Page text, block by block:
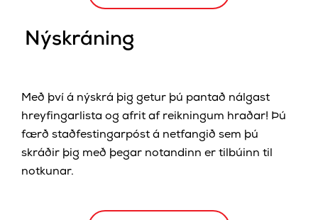
Nýskráning
Með því á nýskrá þig getur þú pantað nálgast
hreyfingarlista og afrit af reikningum hraðar! Þú
færð staðfestingarpóst á netfangið sem þú
skráðir þig með þegar notandinn er tilbúinn til
notkunar.